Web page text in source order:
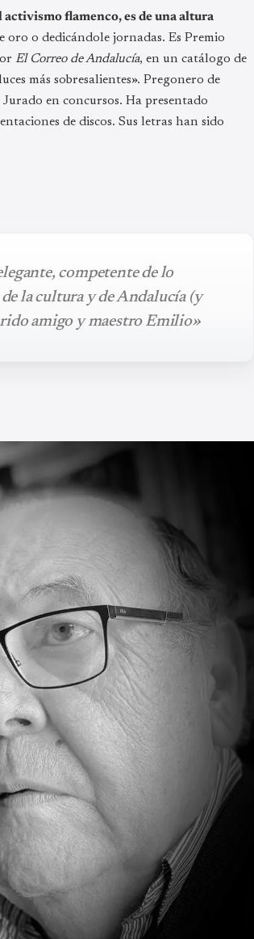
flamenco, es de una altura
oro o dedicándole jornadas. Es Premio
El Correo de Andalucía, en un catálogo de
más sobresalientes». Pregonero de
en concursos. Ha presentado
de discos. Sus letras han sido
competente de lo
la cultura y de Andalucía (y
amigo y maestro Emilio»